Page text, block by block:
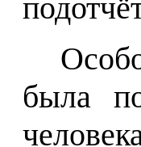
была